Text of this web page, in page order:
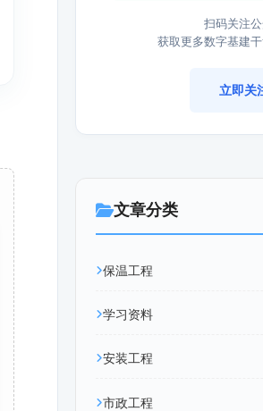
扫码关注
获取更多数字基建
立即关
文章分类
保温工程
学习资料
安装工程
市政工程